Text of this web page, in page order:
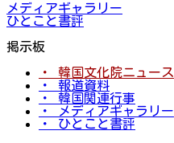
メディアギャラリー
ひとこと書評
掲示板
・ 韓国文化院ニュース
・ 報道資料
・ 韓国関連行事
・ メディアギャラリー
・ ひとこと書評